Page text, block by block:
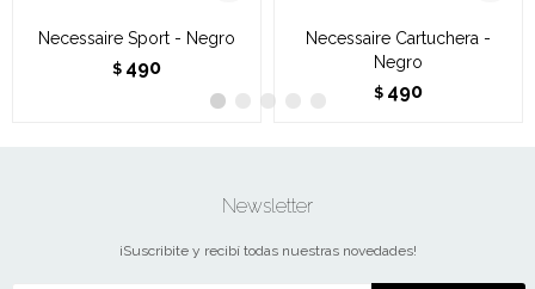
Necessaire Sport - Negro
$ 490
Necessaire Cartuchera -
Negro
$ 490
Newsletter
¡Suscribite y recibí todas nuestras novedades!